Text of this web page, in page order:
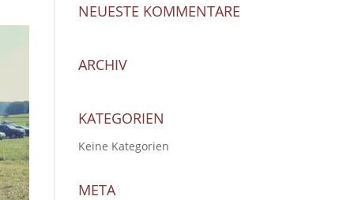
NEUESTE KOMMENTARE
ARCHIV
KATEGORIEN
Keine Kategorien
META